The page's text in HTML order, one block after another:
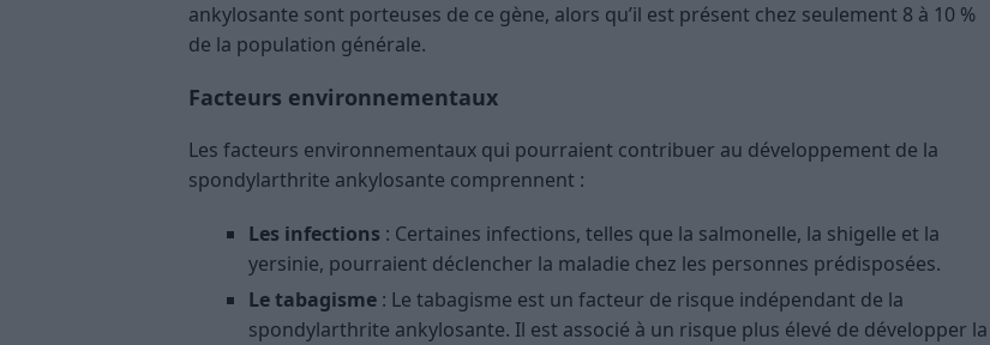
ankylosante sont porteuses de ce gène, alors qu’il est présent chez seulement 8 à 10 %
de la population générale.
Facteurs environnementaux
Les facteurs environnementaux qui pourraient contribuer au développement de la
spondylarthrite ankylosante comprennent :
Les infections : Certaines infections, telles que la salmonelle, la shigelle et la
yersinie, pourraient déclencher la maladie chez les personnes prédisposées.
Le tabagisme : Le tabagisme est un facteur de risque indépendant de la
spondylarthrite ankylosante. Il est associé à un risque plus élevé de développer la